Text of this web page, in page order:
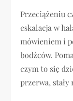
Przeciążeniu
eskalacja w
mówieniem i
bodźców.
czym to się
przerwa, stały